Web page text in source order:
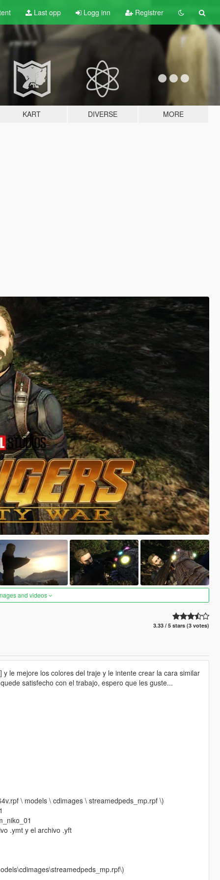
Last opp Logg inn Registrer
KART DIVERSE MORE
and videos
3.33 / 5 stars (3 votes)
le mejore los colores del traje y le intente crear la cara similar
satisfecho con el trabajo, espero que les guste...
\ models \ cdimages \ streamedpeds_mp.rpf \)
.ymt y el archivo .yft